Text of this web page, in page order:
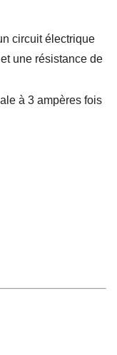
circuit électrique
une résistance de
à 3 ampères fois